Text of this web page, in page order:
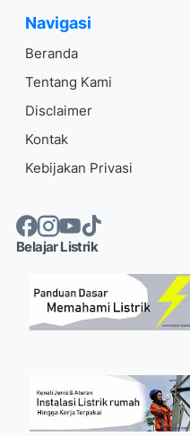
Navigasi
Beranda
Tentang Kami
Disclaimer
Kontak
Kebijakan Privasi
Belajar Listrik